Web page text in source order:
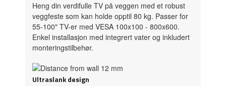
Heng din verdifulle TV på veggen med et robust
veggfeste som kan holde opptil 80 kg. Passer for
55-100" TV-er med VESA 100x100 - 800x600.
Enkel installasjon med integrert vater og inkludert
monteringstilbehør.
Ultraslank design